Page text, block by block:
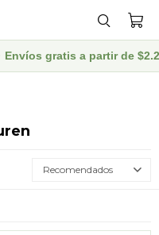
gratis a partir de
Recomendados